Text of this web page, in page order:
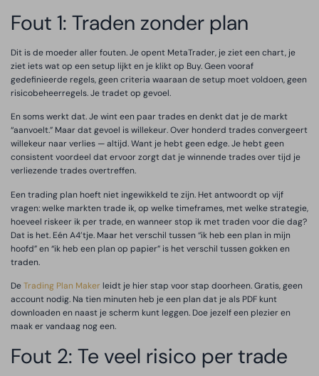
Fout 1: Traden zonder plan
Dit is de moeder aller fouten. Je opent MetaTrader, je ziet een chart, je
ziet iets wat op een setup lijkt en je klikt op Buy. Geen vooraf
gedefinieerde regels, geen criteria waaraan de setup moet voldoen, geen
risicobeheerregels. Je tradet op gevoel.
En soms werkt dat. Je wint een paar trades en denkt dat je de markt
“aanvoelt.” Maar dat gevoel is willekeur. Over honderd trades convergeert
willekeur naar verlies — altijd. Want je hebt geen edge. Je hebt geen
consistent voordeel dat ervoor zorgt dat je winnende trades over tijd je
verliezende trades overtreffen.
Een trading plan hoeft niet ingewikkeld te zijn. Het antwoordt op vijf
vragen: welke markten trade ik, op welke timeframes, met welke strategie,
hoeveel riskeer ik per trade, en wanneer stop ik met traden voor die dag?
Dat is het. Eén A4’tje. Maar het verschil tussen “ik heb een plan in mijn
hoofd” en “ik heb een plan op papier” is het verschil tussen gokken en
traden.
DeTrading Plan Maker leidt je hier stap voor stap doorheen. Gratis, geen
account nodig. Na tien minuten heb je een plan dat je als PDF kunt
downloaden en naast je scherm kunt leggen. Doe jezelf een plezier en
maak er vandaag nog een.
Fout 2: Te veel risico per trade